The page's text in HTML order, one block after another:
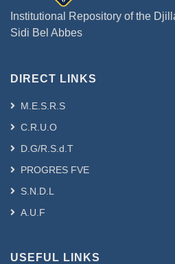
Institutional Repository of the
Sidi Bel Abbes
DIRECT LINKS
M.E.S.R.S
C.R.U.O
D.G/R.S.d.T
PROGRES FVE
S.N.D.L
A.U.F
USEFUL LINKS